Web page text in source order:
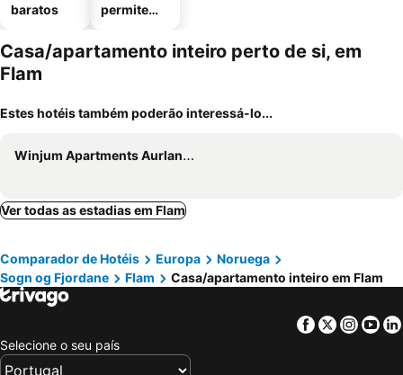
baratos
permitem
Casa/apartamento inteiro perto de si, em
Flam
Estes hotéis também poderão interessá-lo...
Winjum Apartments Aurland Stegastein
Ver todas as estadias em Flam
Comparador de Hotéis Europa
Noruega
Sogn og Fjordane
Flam Casa/apartamento inteiro em Flam
Facebook
Twitter
Selecione o seu país